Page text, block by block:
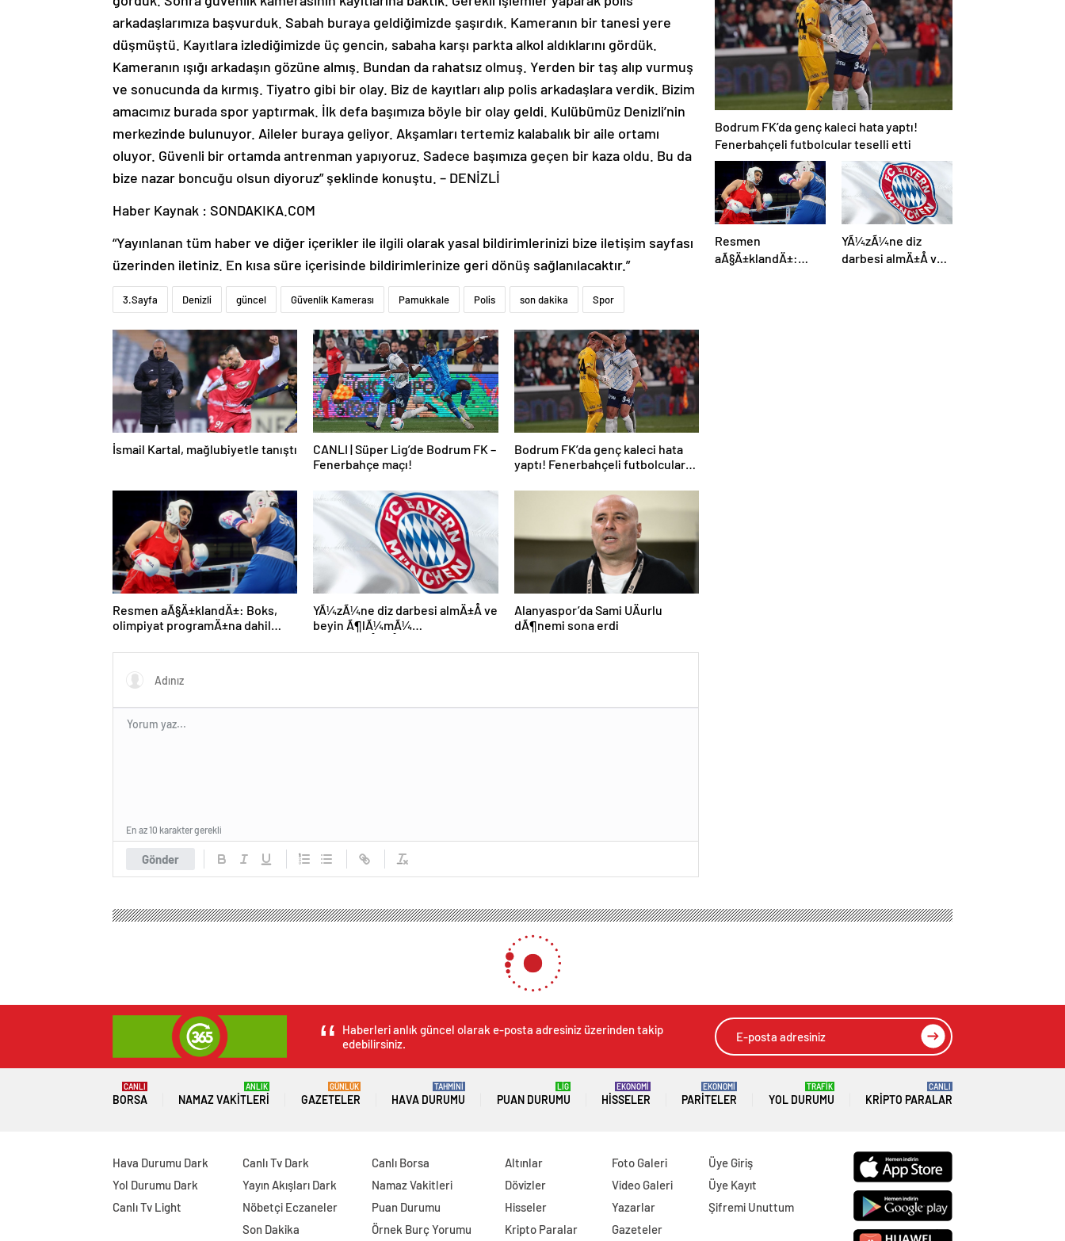
arkadaşlarımıza başvurduk. Sabah buraya geldiğimizde şaşırdık. Kameranın bir tanesi yere
düşmüştü. Kayıtlara izlediğimizde üç gencin, sabaha karşı parkta alkol aldıklarını gördük.
Kameranın ışığı arkadaşın gözüne almış. Bundan da rahatsız olmuş. Yerden bir taş alıp vurmuş
ve sonucunda da kırmış. Tiyatro gibi bir olay. Biz de kayıtları alıp polis arkadaşlara verdik. Bizim
amacımız burada spor yaptırmak. İlk defa başımıza böyle bir olay geldi. Kulübümüz Denizli’nin
merkezinde bulunuyor. Aileler buraya geliyor. Akşamları tertemiz kalabalık bir aile ortamı
oluyor. Güvenli bir ortamda antrenman yapıyoruz. Sadece başımıza geçen bir kaza oldu. Bu da
bize nazar boncuğu olsun diyoruz” şeklinde konuştu. – DENİZLİ
Haber Kaynak : SONDAKIKA.COM
“Yayınlanan tüm haber ve diğer içerikler ile ilgili olarak yasal bildirimlerinizi bize iletişim sayfası
üzerinden iletiniz. En kısa süre içerisinde bildirimlerinize geri dönüş sağlanılacaktır.”
3.Sayfa Denizli güncel Güvenlik Kamerası Pamukkale Polis son dakika Spor
İsmail Kartal, mağlubiyetle tanıştı
CANLI | Süper Lig’de Bodrum FK –
Fenerbahçe maçı!
Bodrum FK’da genç kaleci hata
yaptı! Fenerbahçeli futbolcular
Resmen aÃ§Ä±klandÄ±: Boks,
olimpiyat programÄ±na dahil
YÃ¼zÃ¼ne diz darbesi almÄ±Å ve
beyin Ã¶lÃ¼mÃ¼
MÃ¼nih DÃ¼nya KarmasÄ±’nÄ±n
Alanyaspor’da Sami UÄurlu
dÃ¶nemi sona erdi
Gönder
En az 10 karakter gerekli
Bodrum FK’da genç kaleci hata yaptı!
Fenerbahçeli futbolcular teselli etti
Resmen
aÃ§Ä±klandÄ±:
YÃ¼zÃ¼ne diz
darbesi almÄ±Å ve
Haberleri anlık güncel olarak e-posta adresiniz üzerinden takip
edebilirsiniz.
BORSA
CANLI
NAMAZ VAKITLERI
ANLIK
GAZETELER
GÜNLÜK
HAVA DURUMU
TAHMİNİ
PUAN DURUMU
LİG
HISSELER
EKONOMİ
PARITELER
EKONOMİ
YOL DURUMU
TRAFİK
KRIPTO PARALAR
CANLI
Hava Durumu Dark
Yol Durumu Dark
Canlı Tv Light
Canlı Tv Dark
Yayın Akışları Dark
Nöbetçi Eczaneler
Son Dakika
Canlı Borsa
Namaz Vakitleri
Puan Durumu
Örnek Burç Yorumu
Altınlar
Dövizler
Hisseler
Kripto Paralar
Foto Galeri
Video Galeri
Yazarlar
Gazeteler
Üye Giriş
Üye Kayıt
Şifremi Unuttum